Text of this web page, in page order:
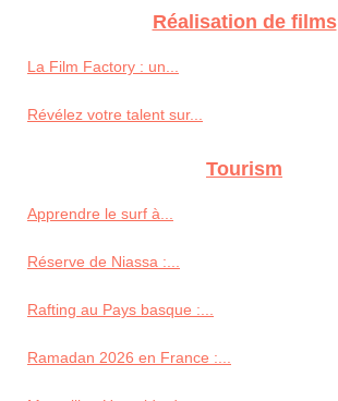
Réalisation de films
La Film Factory : un...
Révélez votre talent sur...
Tourism
Apprendre le surf à...
Réserve de Niassa :...
Rafting au Pays basque :...
Ramadan 2026 en France :...